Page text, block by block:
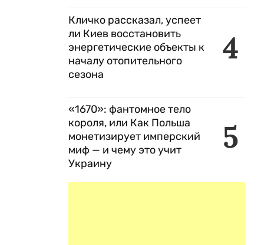
4
Кличко рассказал, успеет
ли Киев восстановить
энергетические объекты к
началу отопительного
сезона
5
«1670»: фантомное тело
короля, или Как Польша
монетизирует имперский
миф — и чему это учит
Украину